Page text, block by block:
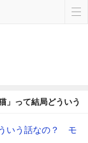
」って結局どうい
いう話なの？ モ